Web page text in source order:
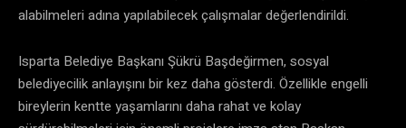
alabilmeleri adına yapılabilecek çalışmalar değerlendirildi.
Isparta Belediye Başkanı Şükrü Başdeğirmen, sosyal
belediyecilik anlayışını bir kez daha gösterdi. Özellikle engelli
bireylerin kentte yaşamlarını daha rahat ve kolay